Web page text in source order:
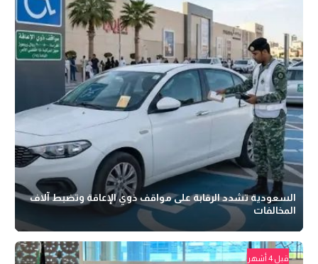
السعودية تشدد الرقابة على مواقف ذوي الإعاقة وتضبط آلاف
المخالفات
قبل 4 أشهر